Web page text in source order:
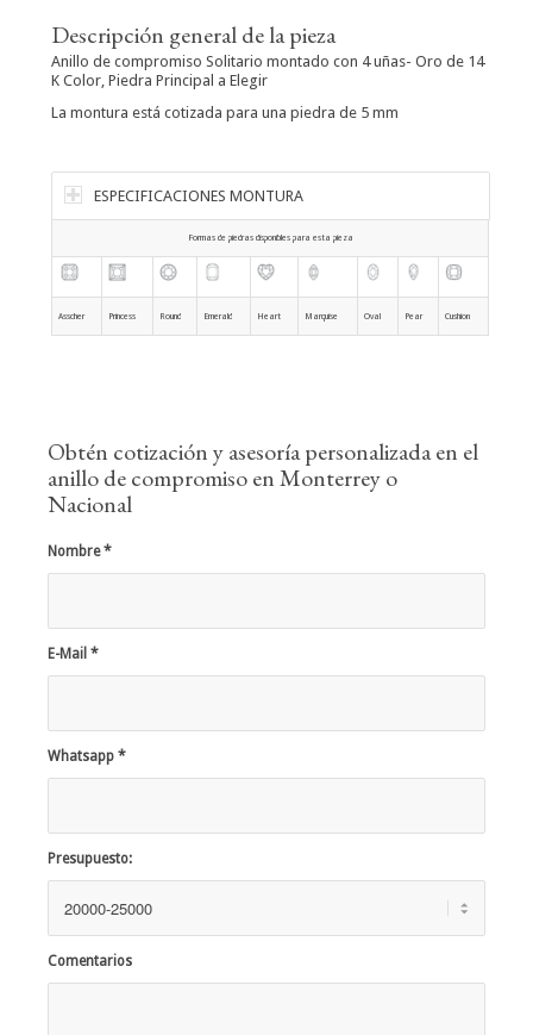
Descripción general de la pieza
Anillo de compromiso Solitario montado con 4 uñas- Oro de 14
K Color, Piedra Principal a Elegir
La montura está cotizada para una piedra de 5 mm
ESPECIFICACIONES MONTURA
Formas de piedras disponibles para esta pieza
Asscher Princess Round Emerald Heart Marquise Oval Pear Cushion
Obtén cotización y asesoría personalizada en el
anillo de compromiso en Monterrey o
Nacional
Nombre*
E-Mail *
Whatsapp *
Presupuesto:
Comentarios